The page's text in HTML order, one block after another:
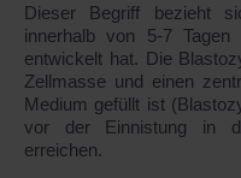
Dieser Begriff bezieht
innerhalb von 5-7
entwickelt hat. Die
Zellmasse und einen
Medium gefüllt ist
vor der Einnistung in
erreichen.